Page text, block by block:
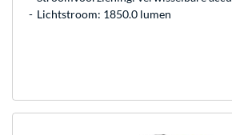
Lichtstroom: 1850.0 lumen